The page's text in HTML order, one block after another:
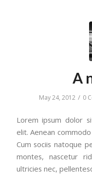
A
May 24, 2012 / 0
Lorem ipsum dolor
elit. Aenean
Cum sociis natoque
montes, nascetur
ultricies nec,